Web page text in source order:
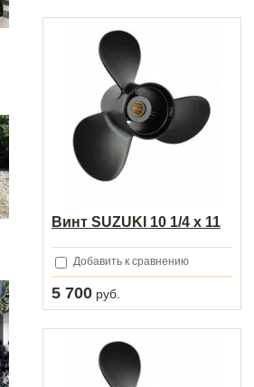
Винт SUZUKI 10 1/4 х 11
Добавить к сравнению
5 700 руб.